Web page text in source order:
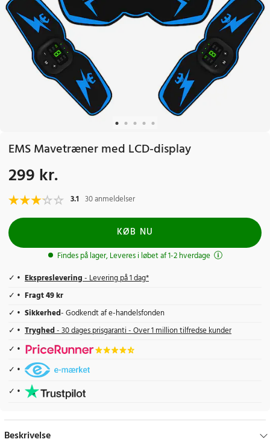
EMS Mavetræner med LCD-display
Pris:299 kr.
299 kr.
3.1 30 anmeldelser
KØB NU
Findes på lager, Leveres i løbet af 1-2 hverdage
Ekspreslevering- Levering på 1 dag*
Fragt 49 kr
Sikkerhed- Godkendt af e-handelsfonden
Tryghed- 30 dages prisgaranti - Over 1 million tilfredse kunder
Beskrivelse